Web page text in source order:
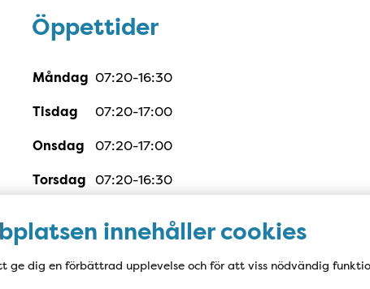
innehåller cookies
ge dig en förbättrad upplevelse och för att viss nödvändig
Öppettider
Öppettider
Måndag 07:20-16:30
Tisdag
07:20-17:00
Onsdag
07:20-17:00
Torsdag 07:20-16:30
Telefontider: